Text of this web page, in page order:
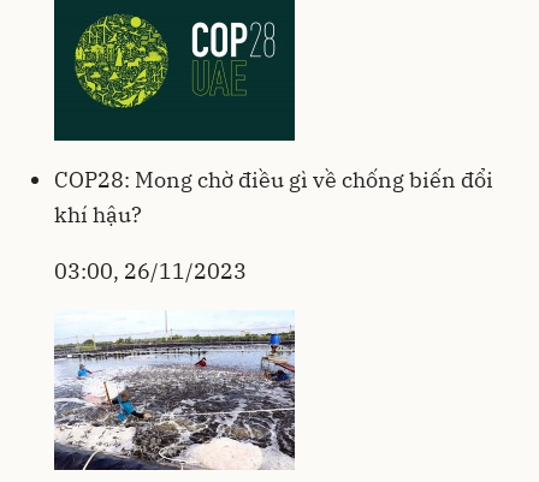
COP28: Mong chờ điều gì về chống biến đổi
khí hậu?
03:00, 26/11/2023